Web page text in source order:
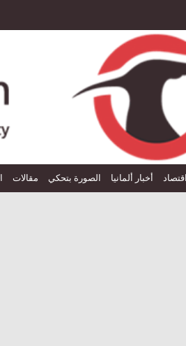
اقتصاد أخبار ألمانيا الصورة بتحكي مقالات